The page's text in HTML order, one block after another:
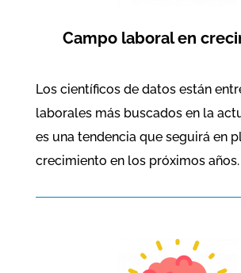
Campo laboral en
Los científicos de datos están
laborales más buscados en la
es una tendencia que seguirá en
crecimiento en los próximos años.